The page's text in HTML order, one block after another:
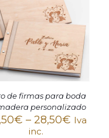
de firmas para boda
personalizado
€ – 28,50€ Iva
inc.